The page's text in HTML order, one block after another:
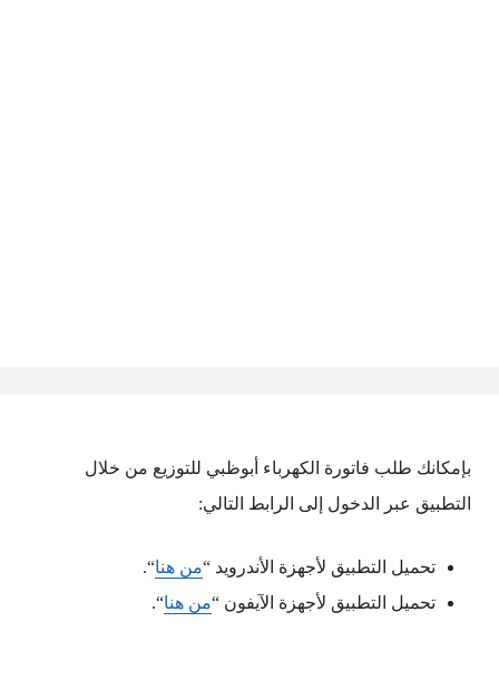
بإمكانك طلب فاتورة الكهرباء أبوظبي للتوزيع من خلال
التطبيق عبر الدخول إلى الرابط التالي:
تحميل التطبيق لأجهزة الأندرويد “من هنا“.
تحميل التطبيق لأجهزة الآيفون “من هنا“.